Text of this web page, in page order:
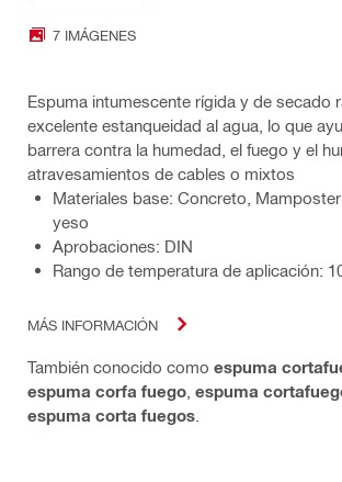
7 IMÁGENES
Espuma intumescente rígida y de secado
excelente estanqueidad al agua, lo que
barrera contra la humedad, el fuego y el
atravesamientos de cables o mixtos
Materiales base: Concreto,
yeso
Aprobaciones: DIN
Rango de temperatura de aplicación:
MÁS INFORMACIÓN
También conocido como espuma
espuma corfa fuego espuma
espuma corta fuegos